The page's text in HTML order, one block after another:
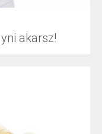
akarsz!